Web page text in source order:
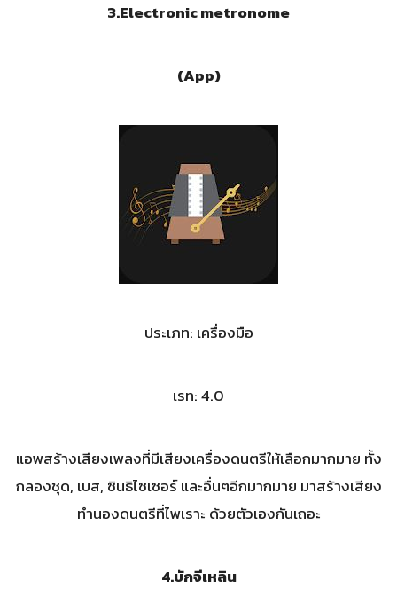
3.Electronic metronome
(App)
ประเภท: เครื่องมือ
เรท: 4.0
แอพสร้างเสียงเพลงที่มีเสียงเครื่องดนตรีให้เลือกมากมาย ทั้ง
กลองชุด, เบส, ซินธิไซเซอร์ และอื่นๆอีกมากมาย มาสร้างเสียง
ทำนองดนตรีที่ไพเราะ ด้วยตัวเองกันเถอะ
4.บักจีเหลิน